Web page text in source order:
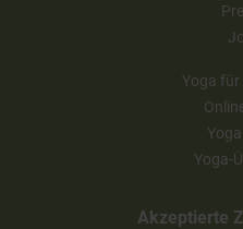
Yoga
Yoga-
Akzeptierte